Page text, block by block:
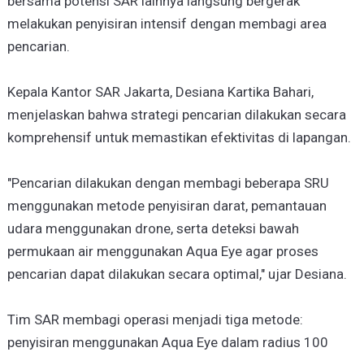
melakukan penyisiran intensif dengan membagi area
pencarian.
Kepala Kantor SAR Jakarta, Desiana Kartika Bahari,
menjelaskan bahwa strategi pencarian dilakukan secara
komprehensif untuk memastikan efektivitas di lapangan.
"Pencarian dilakukan dengan membagi beberapa SRU
menggunakan metode penyisiran darat, pemantauan
udara menggunakan drone, serta deteksi bawah
permukaan air menggunakan Aqua Eye agar proses
pencarian dapat dilakukan secara optimal," ujar Desiana.
Tim SAR membagi operasi menjadi tiga metode:
penyisiran menggunakan Aqua Eye dalam radius 100